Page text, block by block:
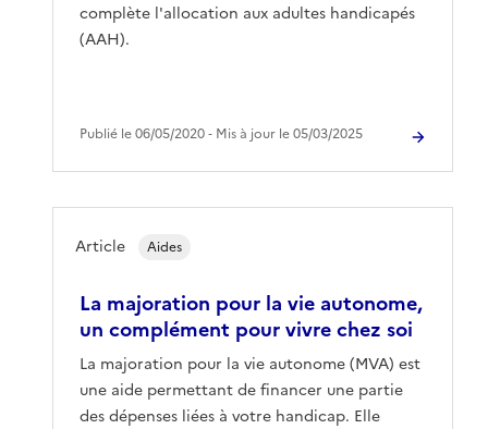
complète l'allocation aux adultes handicapés
(AAH).
Publié le 06/05/2020 ‐ Mis à jour le 05/03/2025
La majoration pour la vie autonome,
un complément pour vivre chez soi
La majoration pour la vie autonome (MVA) est
une aide permettant de financer une partie
des dépenses liées à votre handicap. Elle
Article Aides